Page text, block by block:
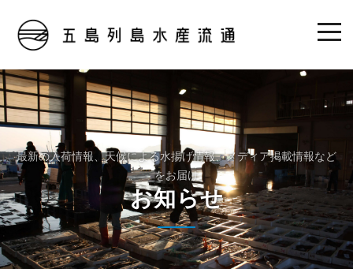
最新の入荷情報、天候による水揚げ情報、メディア掲載情報など
をお届け
お知らせ